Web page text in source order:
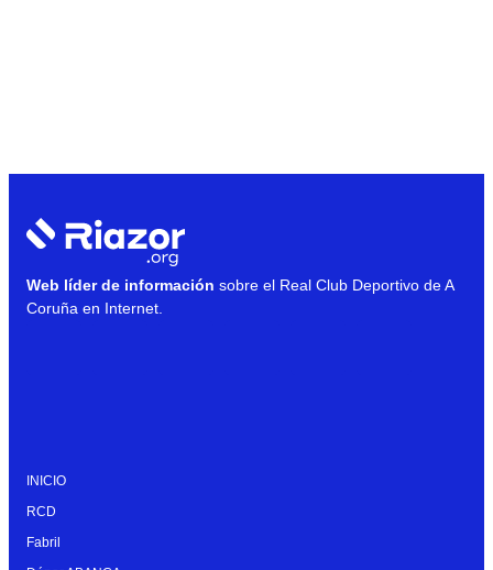
Web líder de información sobre el Real Club Deportivo de A
Coruña en Internet.
INICIO
RCD
Fabril